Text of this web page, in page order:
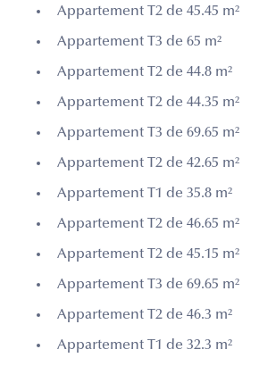
Appartement T2 de 45.45 m²
Appartement T3 de 65 m²
Appartement T2 de 44.8 m²
Appartement T2 de 44.35 m²
Appartement T3 de 69.65 m²
Appartement T2 de 42.65 m²
Appartement T1 de 35.8 m²
Appartement T2 de 46.65 m²
Appartement T2 de 45.15 m²
Appartement T3 de 69.65 m²
Appartement T2 de 46.3 m²
Appartement T1 de 32.3 m²